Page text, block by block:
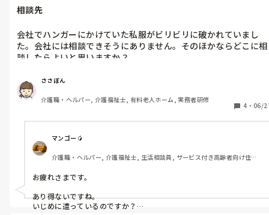
相談先
会社でハンガーにかけていた私服がビリビリに破かれていまし
た。会社には相談できそうにありません。そのほかならどこに相
談したらよいと思いますか？
ささぼん
介護職・ヘルパー, 介護福祉士, 有料老人ホーム, 実務者研修
4 ・ 06/
マンゴー🥭
介護職・ヘルパー, 介護福祉士, 生活相談員, サービス付き高齢者向け住宅,
バー, 初任者研修, 実務者研修
お疲れさまです。
あり得ないですね。
いじめに遭っているのですか？